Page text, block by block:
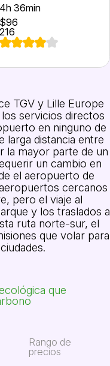
4h 36min
$96
216
TGV y Lille Europe
servicios directos
en ninguno de
larga distancia entre
la mayor parte de un
un cambio en
el aeropuerto de
cercanos
pero el viaje al
y los traslados a
ruta norte-sur, el
que volar para
que
Rango de
precios